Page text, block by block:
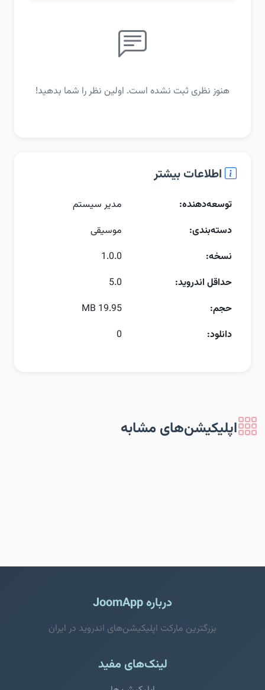
هنوز نظری ثبت نشده است. اولین نظر را شما بدهید!
اطلاعات بیشتر
توسعه‌دهنده:
مدیر سیستم
دسته‌بندی:
موسیقی
نسخه:
1.0.0
حداقل اندروید:
5.0
حجم:
19.95 MB
دانلود:
0
اپلیکیشن‌های مشابه
درباره JoomApp
بزرگترین مارکت اپلیکیشن‌های اندروید در ایران
لینک‌های مفید